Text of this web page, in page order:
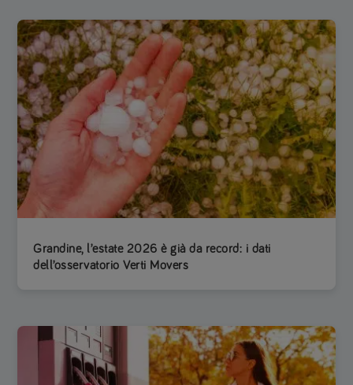
Grandine, l’estate 2026 è già da record: i dati
dell’osservatorio Verti Movers